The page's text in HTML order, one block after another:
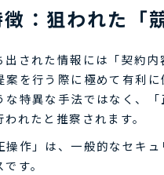
：狙われた「
された情報には「契約
案を行う際に極めて有利
特異な手法ではなく、
れたと推察されます。
作」は、一般的なセキ
す。